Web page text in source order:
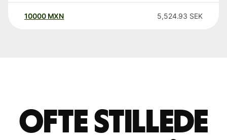
10000 MXN 5,524.93 SEK
Ofte stillede